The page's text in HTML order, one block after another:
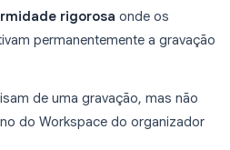
rigorosa onde os
permanentemente a gravação
de uma gravação, mas não
do Workspace do organizador